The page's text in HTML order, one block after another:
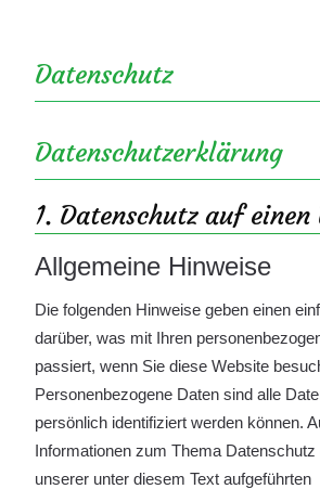
Datenschutz
Datenschutz­erklärung
1. Datenschutz auf einen
Allgemeine Hinweise
Die folgenden Hinweise geben einen
darüber, was mit Ihren
passiert, wenn Sie diese Website
Personenbezogene Daten sind alle
persönlich identifiziert werden können.
Informationen zum Thema
unserer unter diesem Text aufgeführten